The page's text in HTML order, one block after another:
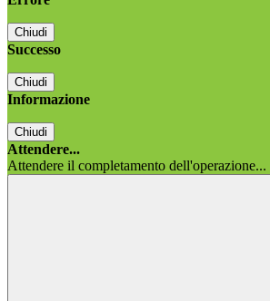
Chiudi
Successo
Chiudi
Informazione
Chiudi
Attendere...
Attendere il completamento dell'operazione...